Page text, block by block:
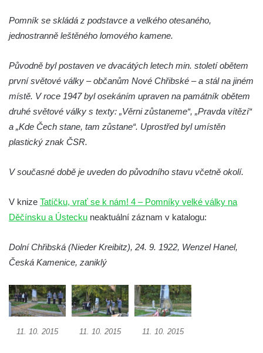
Pomník obětem 1. světové války v Lužici
Kenotaf Josefa Matese na hřbitově v Lužici
hřbitově v Lužici
Kenotaf Emila Miksche na hřbitově v Lužici
Kenotaf Antonína Krause na hřbitově v
Pomník vojákům Rudé armády na hřbitově
Pamětní deska pochodu smrti v Saupsdorfu
Walthera von der Vogelweide v Duchcově
Památník obětem holokaustu v Lipové ulici
kapli Panny Marie v Lahošti
Pomník obětem 2. světové války v parku v
Pomník se skládá z podstavce a velkého otesaného,
jednostranně leštěného lomového kamene.
Původně byl postaven ve dvacátých letech min. století obětem
první světové války – občanům Nové Chřibské – a stál na jiném
místě. V roce 1947 byl osekáním upraven na památník obětem
druhé světové války s texty: „Věrni zůstaneme“, „Pravda vítězí“
a „Kde Čech stane, tam zůstane“. Uprostřed byl umístěn
plastický znak ČSR.
V současné době je uveden do původního stavu včetně okolí.
V knize Tatíčku, vrať se k nám! 4 – Pomníky velké války na
Děčínsku a Ústecku neaktuální záznam v katalogu:
Dolní Chřibská (Nieder Kreibitz), 24. 9. 1922, Wenzel Hanel,
Česká Kamenice, zaniklý
11. 10. 2015 11. 10. 2015 11. 10. 2015